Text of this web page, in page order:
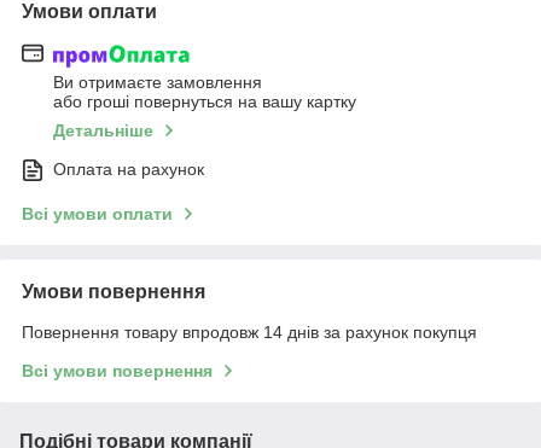
Умови оплати
Ви отримаєте замовлення
або гроші повернуться на вашу картку
Детальніше
Оплата на рахунок
Всі умови оплати
Умови повернення
Повернення товару впродовж 14 днів за рахунок покупця
Всі умови повернення
Подібні товари компанії